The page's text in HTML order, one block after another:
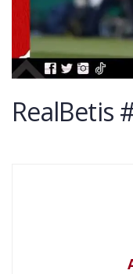
RealBetis